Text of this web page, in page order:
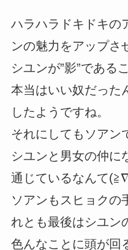
ハラハラドキドキの
ンの魅力をアップ
シユンが”影”である
本当はいい奴だった
したようですね。
それにしてもソアン
シユンと男女の仲に
通じているなんて
ソアンもスヒョクの
れとも最後はシユン
色んなことに頭が回